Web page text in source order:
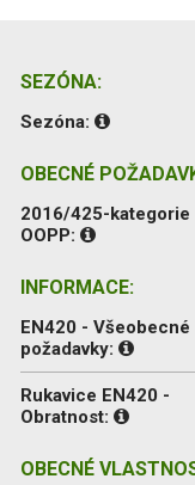
SEZÓNA:
Sezóna:
OBECNÉ
2016/425-kategorie
OOPP:
INFORMACE:
EN420 - Všeobecné
požadavky:
Rukavice EN420 -
Obratnost:
OBECNÉ